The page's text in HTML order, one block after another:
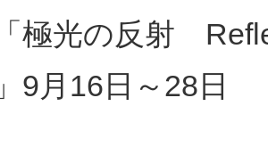
極光の反射
9月16日～28日